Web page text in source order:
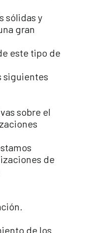
sólidas y
gran
este tipo de
siguientes
sobre el
de
de los